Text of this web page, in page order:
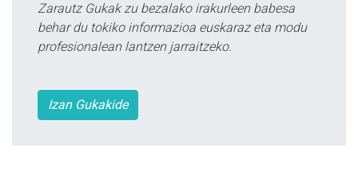
Zarautz Gukak zu bezalako irakurleen babesa
behar du tokiko informazioa euskaraz eta modu
profesionalean lantzen jarraitzeko.
Izan Gukakide